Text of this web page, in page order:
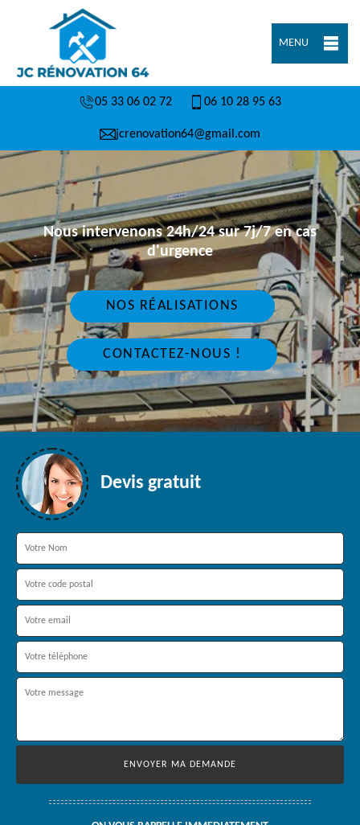
MENU
05 33 06 02 72 06 10 28 95 63
jcrenovation64@gmail.com
Nous intervenons 24h/24 sur 7j/7 en cas
d'urgence
NOS RÉALISATIONS
CONTACTEZ-NOUS !
Devis gratuit